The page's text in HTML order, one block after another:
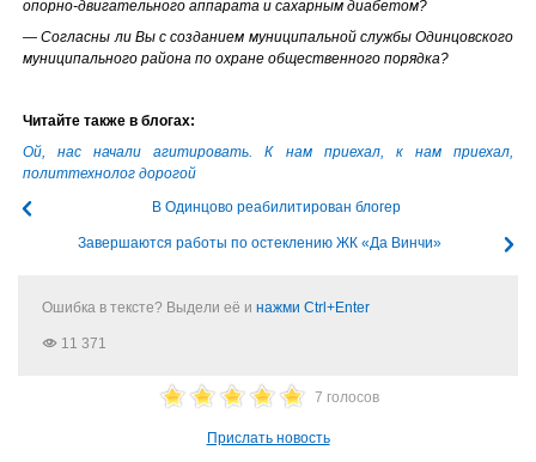
опорно-двигательного аппарата и сахарным диабетом?
— Согласны ли Вы с созданием муниципальной службы Одинцовского
муниципального района по охране общественного порядка?
Читайте также в блогах:
Ой, нас начали агитировать. К нам приехал, к нам приехал,
политтехнолог дорогой
В Одинцово реабилитирован блогер
Завершаются работы по остеклению ЖК «Да Винчи»
Ошибка в тексте? Выдели её и нажми Ctrl+Enter
11 371
7 голосов
Прислать новость